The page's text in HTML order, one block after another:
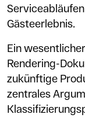
Gästeerlebnis.
Ein
Rendering-
zukünftige
zentrales